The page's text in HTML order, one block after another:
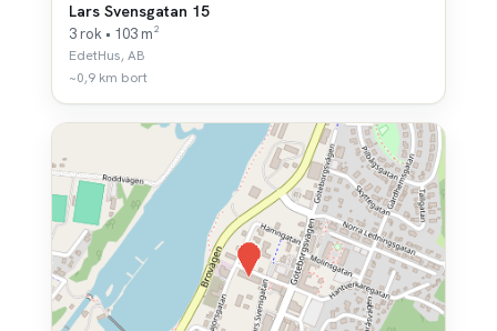
Lars Svensgatan 15
3 rok • 103 m²
EdetHus, AB
~0,9 km bort